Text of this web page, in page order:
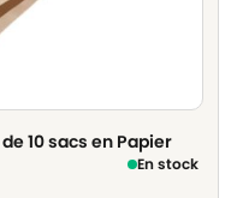
10 sacs en Papier
En stock